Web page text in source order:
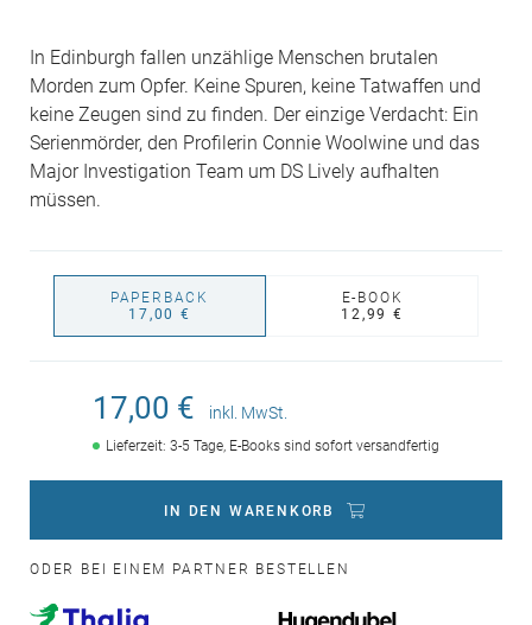
In Edinburgh fallen unzählige Menschen brutalen
Morden zum Opfer. Keine Spuren, keine Tatwaffen und
keine Zeugen sind zu finden. Der einzige Verdacht: Ein
Serienmörder, den Profilerin Connie Woolwine und das
Major Investigation Team um DS Lively aufhalten
müssen.
PAPERBACK
17,00 €
E-BOOK
12,99 €
17,00 € inkl. MwSt.
Lieferzeit: 3-5 Tage, E-Books sind sofort versandfertig
IN DEN WARENKORB
ODER BEI EINEM PARTNER BESTELLEN